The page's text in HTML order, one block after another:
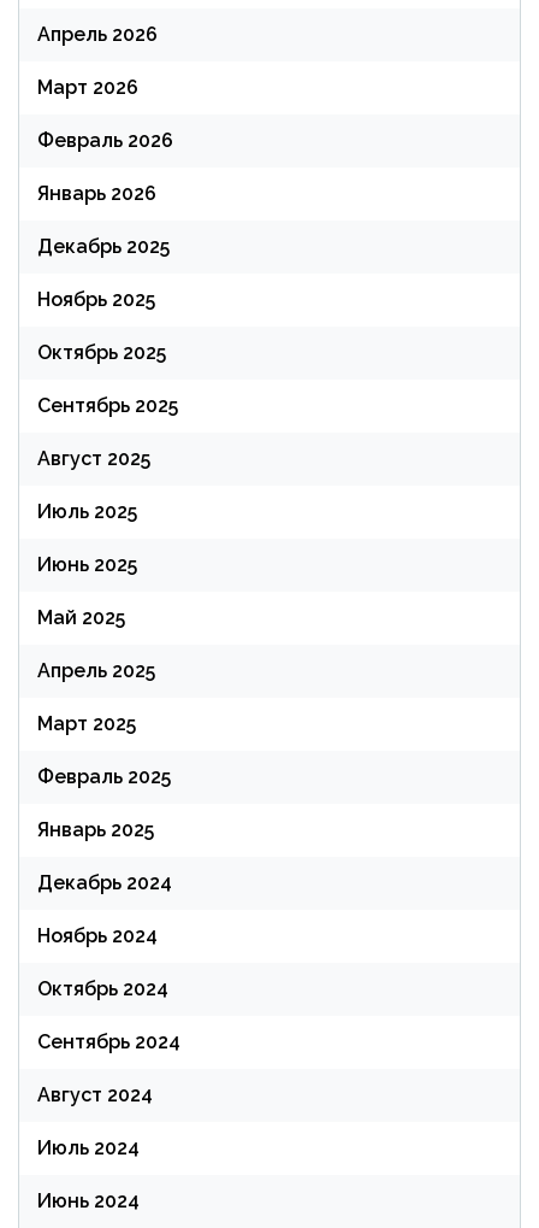
Апрель 2026
Март 2026
Февраль 2026
Январь 2026
Декабрь 2025
Ноябрь 2025
Октябрь 2025
Сентябрь 2025
Август 2025
Июль 2025
Июнь 2025
Май 2025
Апрель 2025
Март 2025
Февраль 2025
Январь 2025
Декабрь 2024
Ноябрь 2024
Октябрь 2024
Сентябрь 2024
Август 2024
Июль 2024
Июнь 2024